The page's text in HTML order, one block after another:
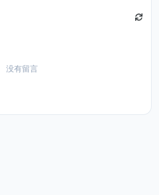
没有留言